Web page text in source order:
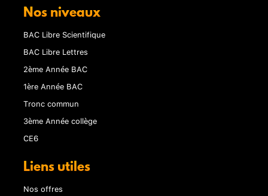
Nos niveaux
BAC Libre Scientifique
BAC Libre Lettres
2ème Année BAC
1ère Année BAC
Tronc commun
3ème Année collège
CE6
Liens utiles
Nos offres